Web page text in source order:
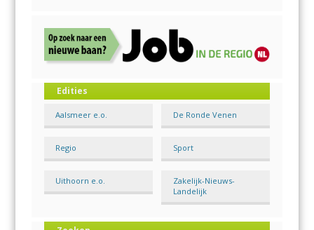
Edities
Aalsmeer e.o. De Ronde Venen
Regio Sport
Uithoorn e.o.
Zakelijk-Nieuws-
Landelijk